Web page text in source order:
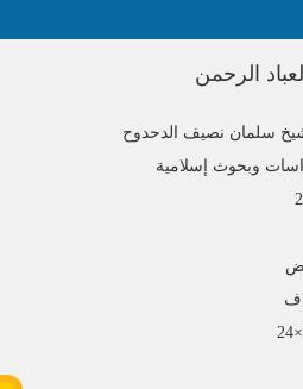
الرحمن
سلمان نصيف الدحدوح
وبحوث إسلامية